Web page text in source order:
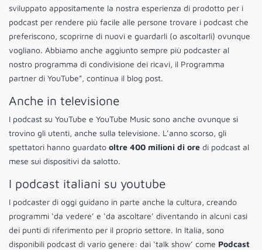
sviluppato appositamente la nostra esperienza di prodotto per i
podcast per rendere più facile alle persone trovare i podcast che
preferiscono, scoprirne di nuovi e guardarli (o ascoltarli) ovunque
vogliano. Abbiamo anche aggiunto sempre più podcaster al
nostro programma di condivisione dei ricavi, il Programma
partner di YouTube”, continua il blog post.
Anche in televisione
I podcast su YouTube e YouTube Music sono anche ovunque si
trovino gli utenti, anche sulla televisione. L’anno scorso, gli
spettatori hanno guardato oltre 400 milioni di ore di podcast al
mese sui dispositivi da salotto.
I podcast italiani su youtube
I podcaster di oggi guidano in parte anche la cultura, creando
programmi ‘da vedere’ e ‘da ascoltare’ diventando in alcuni casi
dei punti di riferimento per il proprio settore. In Italia, sono
disponibili podcast di vario genere: dai ‘talk show’ come Podcast